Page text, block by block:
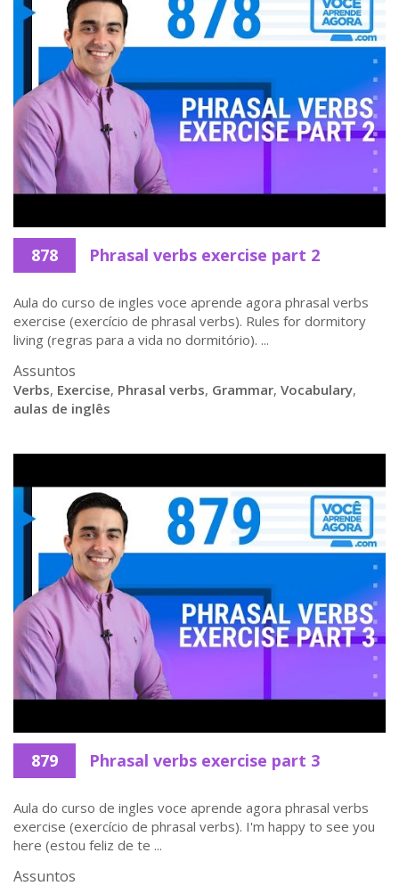
878 Phrasal verbs exercise part 2
Aula do curso de ingles voce aprende agora phrasal verbs
exercise (exercício de phrasal verbs). Rules for dormitory
living (regras para a vida no dormitório). ...
Assuntos
Verbs, Exercise, Phrasal verbs, Grammar, Vocabulary,
aulas de inglês
879 Phrasal verbs exercise part 3
Aula do curso de ingles voce aprende agora phrasal verbs
exercise (exercício de phrasal verbs). I'm happy to see you
here (estou feliz de te ...
Assuntos